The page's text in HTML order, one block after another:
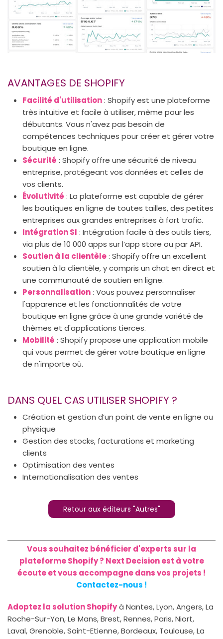
AVANTAGES DE SHOPIFY
Facilité d'utilisation: Shopify est une plateforme
très intuitive et facile à utiliser, même pour les
débutants. Vous n'avez pas besoin de
compétences techniques pour créer et gérer votre
boutique en ligne.
Sécurité : Shopify offre une sécurité de niveau
entreprise, protégeant vos données et celles de
vos clients.
Évolutivité : La plateforme est capable de gérer
les boutiques en ligne de toutes tailles, des petites
entreprises aux grandes entreprises à fort trafic.
Intégration SI : Intégration facile à des outils tiers,
via plus de 10 000 apps sur l’app store ou par API.
Soutien à la clientèle: Shopify offre un excellent
soutien à la clientèle, y compris un chat en direct et
une communauté de soutien en ligne.
Personnalisation: Vous pouvez personnaliser
l'apparence et les fonctionnalités de votre
boutique en ligne grâce à une grande variété de
thèmes et d'applications tierces.
Mobilité : Shopify propose une application mobile
qui vous permet de gérer votre boutique en ligne
de n'importe où.
DANS QUEL CAS UTILISER SHOPIFY ?
Création et gestion d’un point de vente en ligne ou
physique
Gestion des stocks, facturations et marketing
clients
Optimisation des ventes
Internationalisation des ventes
Retour aux éditeurs "Autres"
Vous souhaitez bénéficier d'experts sur la
plateforme Shopify ? Next Decision est à votre
écoute et vous accompagne dans vos projets !
Contactez-nous !
Adoptez la solution Shopifyà Nantes, Lyon, Angers, La
Roche-Sur-Yon, Le Mans, Brest, Rennes, Paris, Niort,
Laval, Grenoble, Saint-Etienne, Bordeaux, Toulouse, La